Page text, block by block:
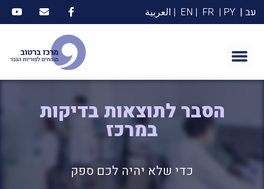
עב | PY |
FR
| EN | العربية
הסבר לתוצאות בדיקות
במרכז
כדי שלא יהיה לכם ספק